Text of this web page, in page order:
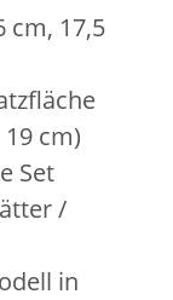
cm, 17,5
cm)
Set
/
in